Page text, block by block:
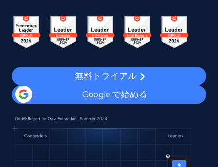
無料トライアル
Google で始める